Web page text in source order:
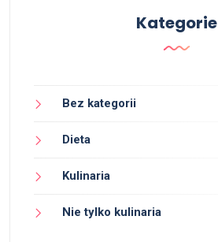
Kategorie
Bez kategorii
Dieta
Kulinaria
Nie tylko kulinaria